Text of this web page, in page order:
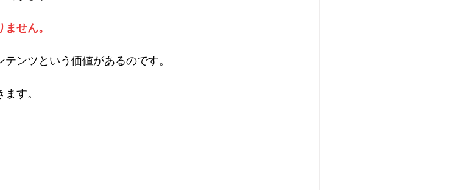
せん。
ンツという価値があるのです。
す。